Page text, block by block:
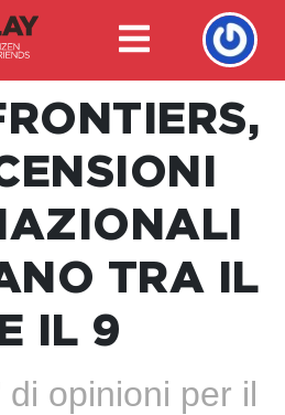
TRA IL
IL 9
di opinioni per il